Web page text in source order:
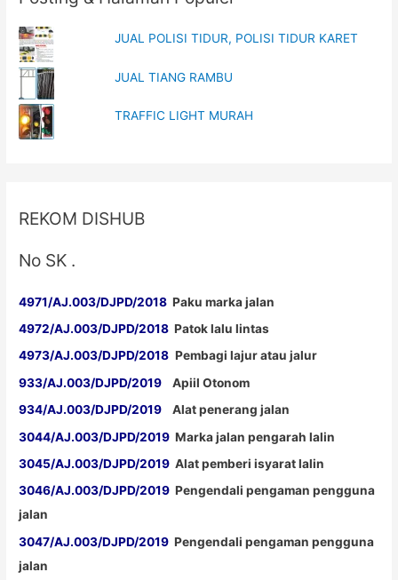
Marka
JUAL POLISI TIDUR, POLISI TIDUR KARET
JUAL TIANG RAMBU
TRAFFIC LIGHT MURAH
REKOM DISHUB
No SK .
4971/AJ.003/DJPD/2018 Paku marka jalan
4972/AJ.003/DJPD/2018 Patok lalu lintas
4973/AJ.003/DJPD/2018 Pembagi lajur atau jalur
933/AJ.003/DJPD/2019 Apiil Otonom
934/AJ.003/DJPD/2019 Alat penerang jalan
3044/AJ.003/DJPD/2019 Marka jalan pengarah lalin
3045/AJ.003/DJPD/2019 Alat pemberi isyarat lalin
3046/AJ.003/DJPD/2019 Pengendali pengaman pengguna
jalan
3047/AJ.003/DJPD/2019 Pengendali pengaman pengguna
jalan